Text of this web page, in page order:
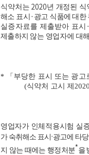
식약처는2020년 개정된 식
해소 표시 · 광고 식품에 대한
실증자료를 제출받아 표시
제출하지 않는 영업자에 대
* 「 부당한 표시 또는 광
(식약처 고시 제
영업자가 인체적용시험 실
가 숙취해소 표시 ˑ광고에 타
지 않는 때에는 행정처분*을